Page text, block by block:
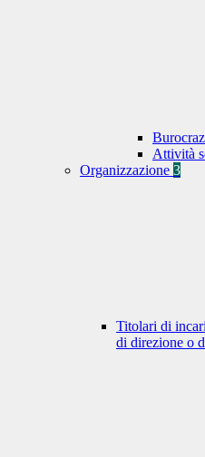
Attività
Organizzazione 3
Titolari di
di direzione o